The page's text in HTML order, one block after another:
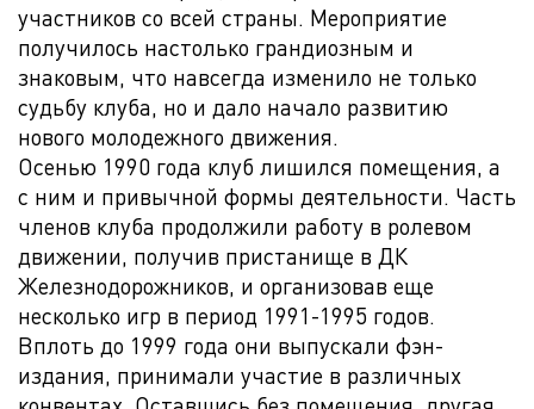
участников со всей страны. Мероприятие
получилось настолько грандиозным и
знаковым, что навсегда изменило не только
судьбу клуба, но и дало начало развитию
нового молодежного движения.
Осенью 1990 года клуб лишился помещения, а
с ним и привычной формы деятельности. Часть
членов клуба продолжили работу в ролевом
движении, получив пристанище в ДК
Железнодорожников, и организовав еще
несколько игр в период 1991-1995 годов.
Вплоть до 1999 года они выпускали фэн-
издания, принимали участие в различных